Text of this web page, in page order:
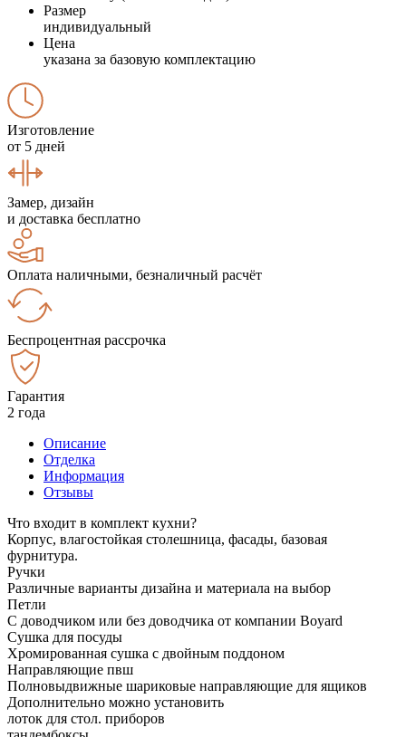
Размер
индивидуальный
Цена
указана за базовую комплектацию
Изготовление
от 5 дней
Замер, дизайн
и доставка бесплатно
Оплата наличными, безналичный расчёт
Беспроцентная рассрочка
Гарантия
2 года
Описание
Отделка
Информация
Отзывы
Что входит в комплект кухни?
Корпус, влагостойкая столешница, фасады, базовая
фурнитура.
Ручки
Различные варианты дизайна и материала на выбор
Петли
С доводчиком или без доводчика от компании Boyard
Сушка для посуды
Хромированная сушка с двойным поддоном
Направляющие пвш
Полновыдвижные шариковые направляющие для ящиков
Дополнительно можно установить
лоток для стол. приборов